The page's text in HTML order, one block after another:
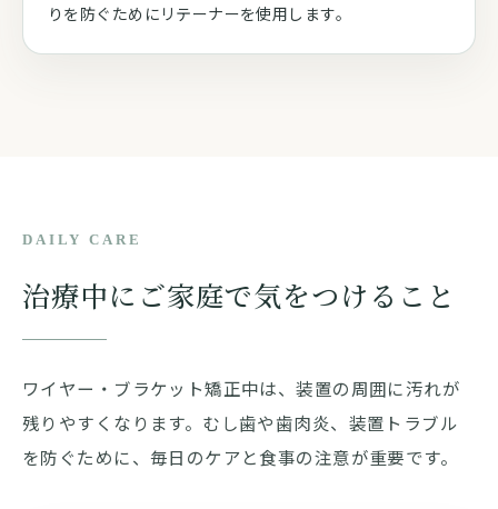
りを防ぐためにリテーナーを使用します。
DAILY CARE
治療中にご家庭で気をつけること
ワイヤー・ブラケット矯正中は、装置の周囲に汚れが
残りやすくなります。むし歯や歯肉炎、装置トラブル
を防ぐために、毎日のケアと食事の注意が重要です。